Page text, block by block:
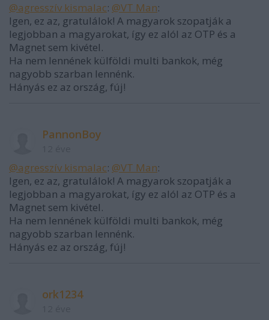
@agresszív kismalac: @VT Man:
Igen, ez az, gratulálok! A magyarok szopatják a
legjobban a magyarokat, így ez alól az OTP és a
Magnet sem kivétel.
Ha nem lennének külföldi multi bankok, még
nagyobb szarban lennénk.
Hányás ez az ország, fúj!
PannonBoy
@agresszív kismalac: @VT Man:
Igen, ez az, gratulálok! A magyarok szopatják a
legjobban a magyarokat, így ez alól az OTP és a
Magnet sem kivétel.
Ha nem lennének külföldi multi bankok, még
nagyobb szarban lennénk.
Hányás ez az ország, fúj!
ork1234